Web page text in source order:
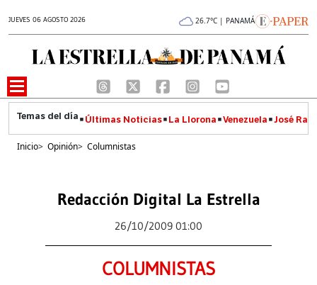
JUEVES 06 AGOSTO 2026 26.7°C | PANAMÁ
Últimas Noticias La Llorona Venezuela José
Inicio> Opinión> Columnistas
Redacción Digital La Estrella
26/10/2009 01:00
COLUMNISTAS